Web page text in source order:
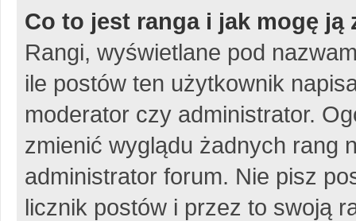
Co to jest ranga i jak mogę ją
Rangi, wyświetlane pod
ile postów ten użytkownik
moderator czy administrator.
zmienić wyglądu żadnych rang
administrator forum. Nie pisz
licznik postów i przez to swoją